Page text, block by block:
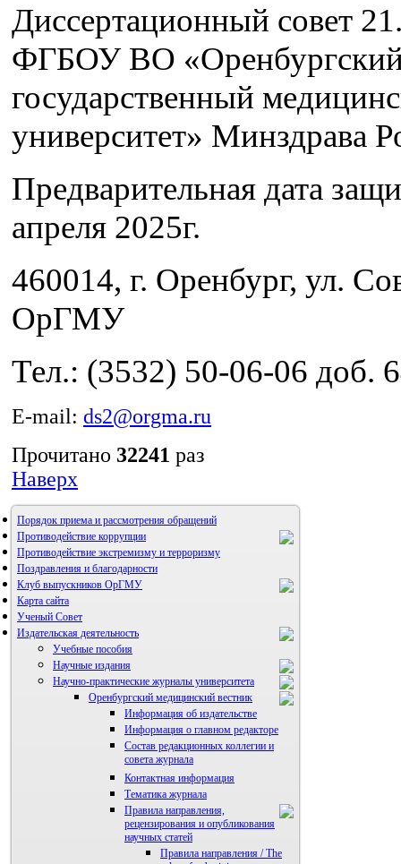
Диссертационный совет
ФГБОУ ВО
государственный
университет» Минздрава
Предварительная дата
апреля 2025г.
460014, г. Оренбург, ул.
ОрГМУ
Тел.: (3532) 50-06-06 доб.
E-mail: ds2@orgma.ru
Прочитано 32241 раз
Наверх
Порядок приема и рассмотрения обращений
Противодействие коррупции
Противодействие экстремизму и терроризму
Поздравления и благодарности
Клуб выпускников ОрГМУ
Карта сайта
Ученый Совет
Издательская деятельность
Учебные пособия
Научные издания
Научно-практические журналы университета
Оренбургский медицинский вестник
Информация об издательстве
Информация о главном редакторе
Состав редакционных коллегии и
совета журнала
Контактная информация
Тематика журнала
Правила направления,
рецензирования и опубликования
научных статей
Правила направления / The